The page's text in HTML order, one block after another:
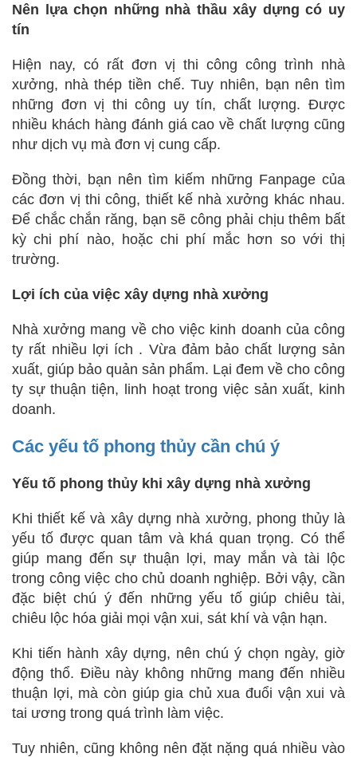
Nên lựa chọn những nhà thầu xây dựng có uy
tín
Hiện nay, có rất đơn vị thi công công trình nhà
xưởng, nhà thép tiền chế. Tuy nhiên, bạn nên tìm
những đơn vị thi công uy tín, chất lượng. Được
nhiều khách hàng đánh giá cao về chất lượng cũng
như dịch vụ mà đơn vị cung cấp.
Đồng thời, bạn nên tìm kiếm những Fanpage của
các đơn vị thi công, thiết kế nhà xưởng khác nhau.
Để chắc chắn răng, bạn sẽ công phải chịu thêm bất
kỳ chi phí nào, hoặc chi phí mắc hơn so với thị
trường.
Lợi ích của việc xây dựng nhà xưởng
Nhà xưởng mang về cho việc kinh doanh của công
ty rất nhiều lợi ích . Vừa đảm bảo chất lượng sản
xuất, giúp bảo quản sản phẩm. Lại đem về cho công
ty sự thuận tiện, linh hoạt trong việc sản xuất, kinh
doanh.
Các yếu tố phong thủy cần chú ý
Yếu tố phong thủy khi xây dựng nhà xưởng
Khi thiết kế và xây dựng nhà xưởng, phong thủy là
yếu tố được quan tâm và khá quan trọng. Có thể
giúp mang đến sự thuận lợi, may mắn và tài lộc
trong công việc cho chủ doanh nghiệp. Bởi vậy, cần
đặc biệt chú ý đến những yếu tố giúp chiêu tài,
chiêu lộc hóa giải mọi vận xui, sát khí và vận hạn.
Khi tiến hành xây dựng, nên chú ý chọn ngày, giờ
động thổ. Điều này không những mang đến nhiều
thuận lợi, mà còn giúp gia chủ xua đuổi vận xui và
tai ương trong quá trình làm việc.
Tuy nhiên, cũng không nên đặt nặng quá nhiều vào